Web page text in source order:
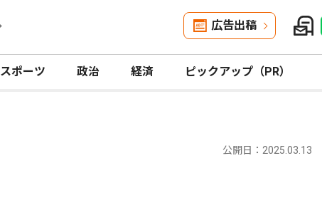
広告出稿
スポーツ 政治 経済 ピックアップ（PR）
公開日：2025.03.13